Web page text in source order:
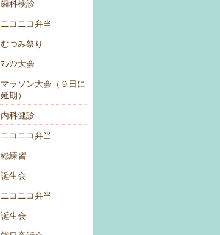
歯科検診
ニコニコ弁当
むつみ祭り
ﾏﾗｿﾝ大会
マラソン大会（９日に
延期）
内科健診
ニコニコ弁当
総練習
誕生会
ニコニコ弁当
誕生会